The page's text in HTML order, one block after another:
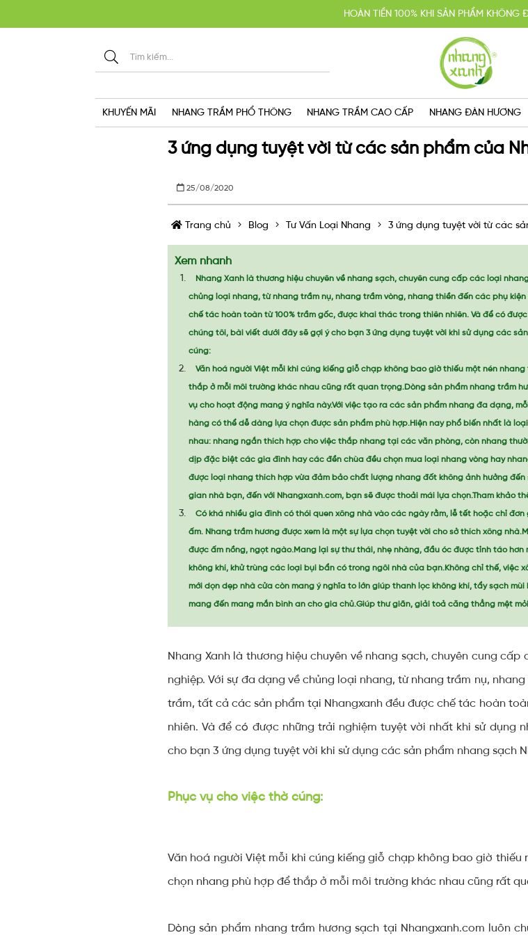
HOÀN TIỀN 100% KHI SẢN PHẨM KHÔNG
KHUYẾN MÃI MUA 2 TẶNG 1, MIỄN PHÍ GIAO HÀNG
GIAO HÀNG CẤP TỐC TRONG
KHUYẾN MÃI NHANG TRẦM PHỔ THÔNG NHANG TRẦM CAO CẤP NHANG ĐÀN HƯƠNG
3 ứng dụng tuyệt vời từ các sản phẩm của
25/08/2020
Trang chủ Blog Tư Vấn Loại Nhang 3 ứng dụng tuyệt vời từ các
Xem nhanh
Nhang Xanh là thương hiệu chuyên về nhang sạch, chuyên cung cấp các loại
chủng loại nhang, từ nhang trầm nụ, nhang trầm vòng, nhang thiền đến các phụ
chế tác hoàn toàn từ 100% trầm gốc, được khai thác trong thiên nhiên. Và để có
chúng tôi, bài viết dưới đây sẽ gợi ý cho bạn 3 ứng dụng tuyệt vời khi sử dụng các
cúng:
Văn hoá người Việt mỗi khi cúng kiếng giỗ chạp không bao giờ thiếu một nén
thắp ở mỗi môi trường khác nhau cũng rất quan trọng.Dòng sản phẩm nhang trầm
vụ cho hoạt động mang ý nghĩa này.Với việc tạo ra các sản phẩm nhang đa dạng,
hàng có thể dễ dàng lựa chọn được sản phẩm phù hợp.Hiện nay phổ biến nhất là
nhau: nhang ngắn thích hợp cho việc thắp nhang tại các văn phòng, còn nhang
dịp đặc biệt các gia đình hay các đền chùa đều chọn mua loại nhang vòng hay
được loại nhang thích hợp vừa đảm bảo chất lượng nhang đốt không ảnh hưởng
gian nhà bạn, đến với Nhangxanh.com, bạn sẽ được thoải mái lựa chọn.Tham khảo
Có khá nhiều gia đình có thói quen xông nhà vào các ngày rằm, lễ tết hoặc chỉ
ấm. Nhang trầm hương được xem là một sự lựa chọn tuyệt vời cho sở thích xông
được ấm nồng, ngọt ngào.Mang lại sự thư thái, nhẹ nhàng, đầu óc được tỉnh táo
không khí, khử trùng các loại bụi bẩn có trong ngôi nhà của bạn.Không chỉ thế, việc
mới dọn dẹp nhà cửa còn mang ý nghĩa to lớn giúp thanh lọc không khí, tẩy sạch
mang đến mang mắn bình an cho gia chủ.Giúp thư giãn, giải toả căng thẳng mệt
Nhang Xanh là thương hiệu chuyên về nhang sạch, chuyên cung
nghiệp. Với sự đa dạng về chủng loại nhang, từ nhang trầm nụ,
trầm, tất cả các sản phẩm tại Nhangxanh đều được chế tác hoàn
nhiên. Và để có được những trải nghiệm tuyệt vời nhất khi sử dụng
cho bạn 3 ứng dụng tuyệt vời khi sử dụng các sản phẩm nhang sạch
Phục vụ cho việc thờ cúng:
Văn hoá người Việt mỗi khi cúng kiếng giỗ chạp không bao giờ
chọn nhang phù hợp để thắp ở mỗi môi trường khác nhau cũng rất
Dòng sản phẩm nhang trầm hương sạch tại Nhangxanh.com luôn